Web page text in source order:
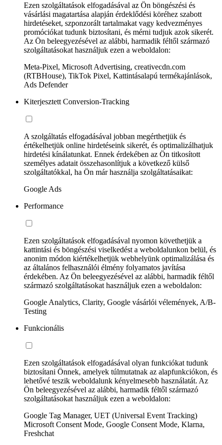
Ezen szolgáltatások elfogadásával az Ön böngészési és
vásárlási magatartása alapján érdeklődési köréhez szabott
hirdetéseket, szponzorált tartalmakat vagy kedvezményes
promóciókat tudunk biztosítani, és mérni tudjuk azok sikerét.
Az Ön beleegyezésével az alábbi, harmadik féltől származó
szolgáltatásokat használjuk ezen a weboldalon:
Meta-Pixel, Microsoft Advertising, creativecdn.com
(RTBHouse), TikTok Pixel, Kattintásalapú termékajánlások,
Ads Defender
Kiterjesztett Conversion-Tracking
A szolgáltatás elfogadásával jobban megérthetjük és
értékelhetjük online hirdetéseink sikerét, és optimalizálhatjuk
hirdetési kínálatunkat. Ennek érdekében az Ön titkosított
személyes adatait összehasonlítjuk a következő külső
szolgáltatókkal, ha Ön már használja szolgáltatásaikat:
Google Ads
Performance
Ezen szolgáltatások elfogadásával nyomon követhetjük a
kattintási és böngészési viselkedést a weboldalunkon belül, és
anonim módon kiértékelhetjük webhelyünk optimalizálása és
az általános felhasználói élmény folyamatos javítása
érdekében. Az Ön beleegyezésével az alábbi, harmadik féltől
származó szolgáltatásokat használjuk ezen a weboldalon:
Google Analytics, Clarity, Google vásárlói vélemények, A/B-
Testing
Funkcionális
Ezen szolgáltatások elfogadásával olyan funkciókat tudunk
biztosítani Önnek, amelyek túlmutatnak az alapfunkciókon, és
lehetővé teszik weboldalunk kényelmesebb használatát. Az
Ön beleegyezésével az alábbi, harmadik féltől származó
szolgáltatásokat használjuk ezen a weboldalon:
Google Tag Manager, UET (Universal Event Tracking)
Microsoft Consent Mode, Google Consent Mode, Klarna,
Freshchat